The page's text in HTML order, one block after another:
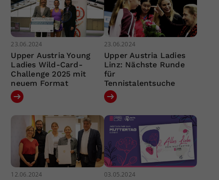
23.06.2024
Upper Austria Young
Ladies Wild-Card-
Challenge 2025 mit
neuem Format
23.06.2024
Upper Austria Ladies
Linz: Nächste Runde
für
Tennistalentsuche
12.06.2024 03.05.2024